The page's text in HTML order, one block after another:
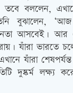
তবে বললেন,
বুঝালেন,
আসবেই। আর
যাঁরা ভারতে
যাঁরা
দুষ্কর্ম লক্ষ্য